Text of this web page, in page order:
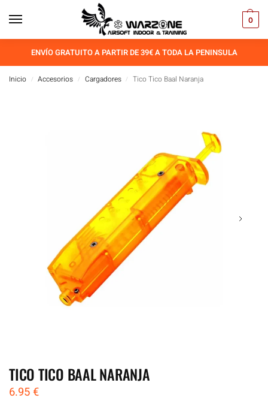
0
ENVÍO GRATUITO A PARTIR DE 39€ A TODA LA PENINSULA
Inicio / Accesorios / Cargadores / Tico Tico Baal Naranja
TICO TICO BAAL NARANJA
6.95€